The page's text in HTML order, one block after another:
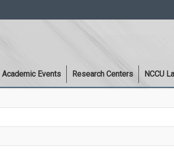
Academic Events Research Centers NCCU